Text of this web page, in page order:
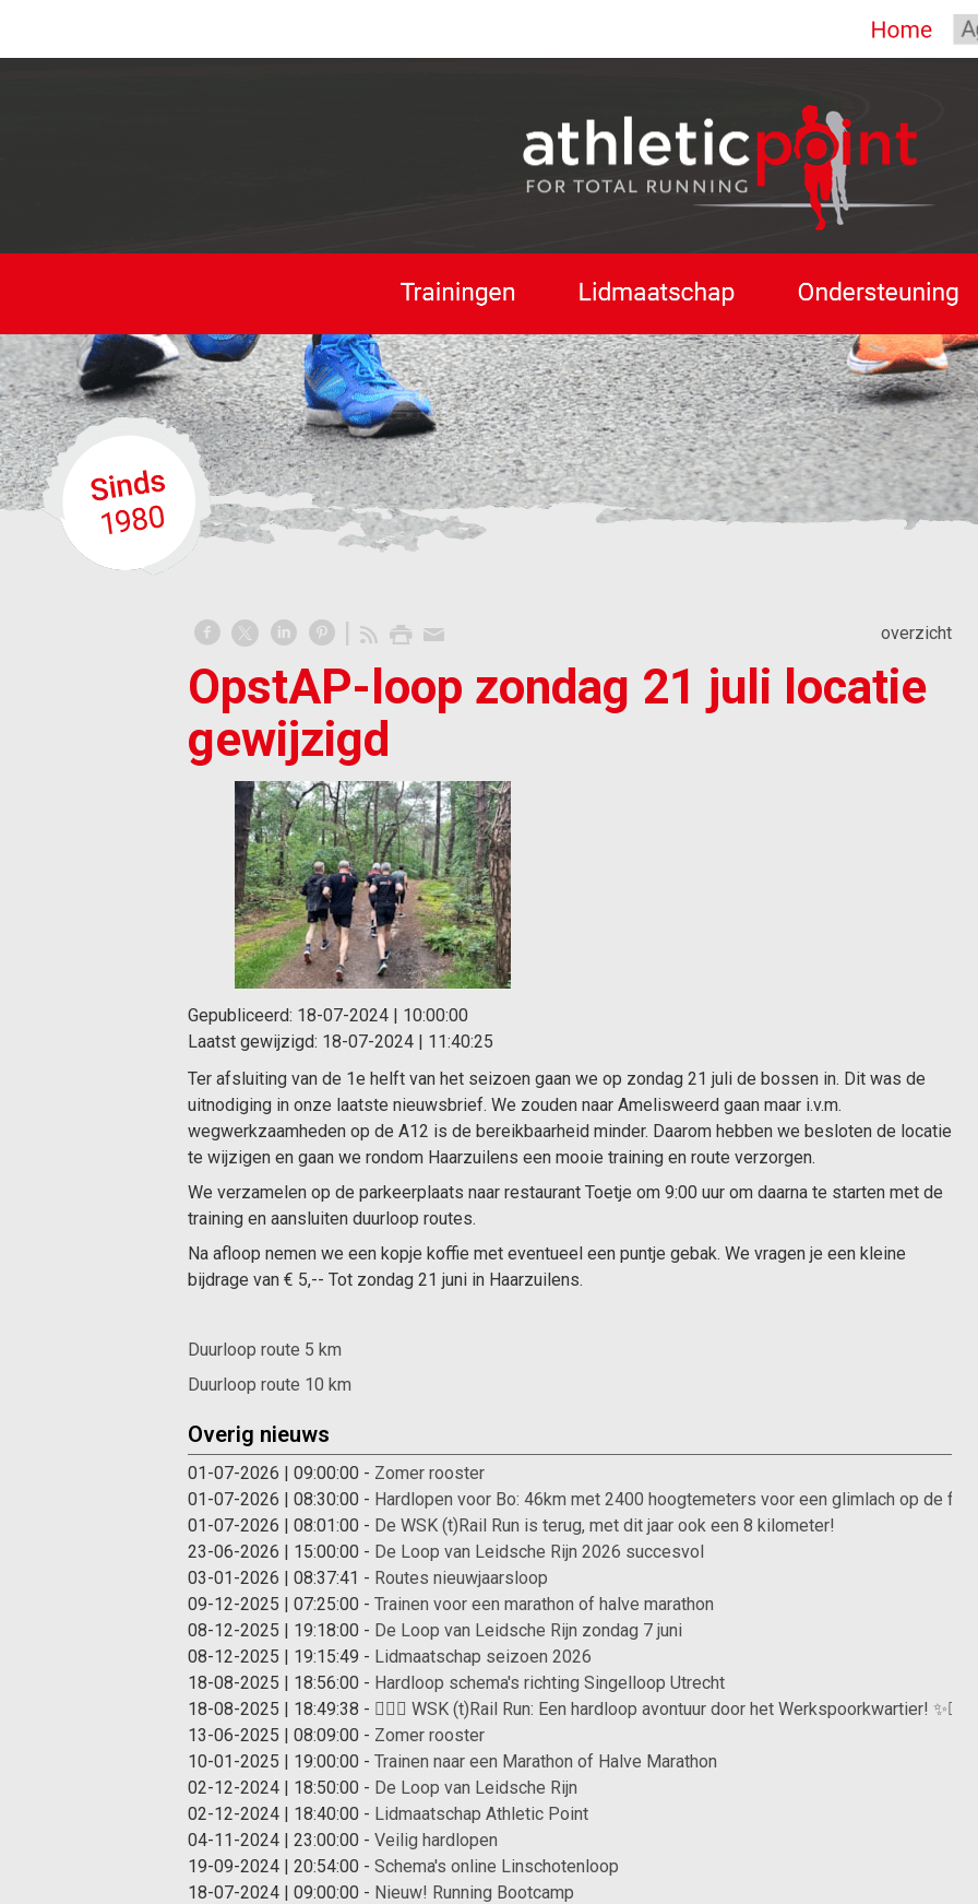
overzicht
OpstAP-loop zondag 21 juli locatie
gewijzigd
Gepubliceerd: 18-07-2024 | 10:00:00
Laatst gewijzigd: 18-07-2024 | 11:40:25
Ter afsluiting van de 1e helft van het seizoen gaan we op zondag 21 juli de bossen in. Dit was de
uitnodiging in onze laatste nieuwsbrief. We zouden naar Amelisweerd gaan maar i.v.m.
wegwerkzaamheden op de A12 is de bereikbaarheid minder. Daarom hebben we besloten de locatie
te wijzigen en gaan we rondom Haarzuilens een mooie training en route verzorgen.
We verzamelen op de parkeerplaats naar restaurant Toetje om 9:00 uur om daarna te starten met de
training en aansluiten duurloop routes.
Na afloop nemen we een kopje koffie met eventueel een puntje gebak. We vragen je een kleine
bijdrage van € 5,-- Tot zondag 21 juni in Haarzuilens.
Duurloop route 5 km
Duurloop route 10 km
Overig nieuws
01-07-2026 | 09:00:00 - Zomer rooster
01-07-2026 | 08:30:00 - Hardlopen voor Bo: 46km met 2400 hoogtemeters voor een glimlach op de fiets
01-07-2026 | 08:01:00 - De WSK (t)Rail Run is terug, met dit jaar ook een 8 kilometer!
23-06-2026 | 15:00:00 - De Loop van Leidsche Rijn 2026 succesvol
03-01-2026 | 08:37:41 - Routes nieuwjaarsloop
09-12-2025 | 07:25:00 - Trainen voor een marathon of halve marathon
08-12-2025 | 19:18:00 - De Loop van Leidsche Rijn zondag 7 juni
08-12-2025 | 19:15:49 - Lidmaatschap seizoen 2026
18-08-2025 | 18:56:00 - Hardloop schema's richting Singelloop Utrecht
18-08-2025 | 18:49:38 - 🏃‍♀️✨ WSK (t)Rail Run: Een hardloop avontuur door het Werkspoorkwartier! ✨🏃‍♂️
13-06-2025 | 08:09:00 - Zomer rooster
10-01-2025 | 19:00:00 - Trainen naar een Marathon of Halve Marathon
02-12-2024 | 18:50:00 - De Loop van Leidsche Rijn
02-12-2024 | 18:40:00 - Lidmaatschap Athletic Point
04-11-2024 | 23:00:00 - Veilig hardlopen
19-09-2024 | 20:54:00 - Schema's online Linschotenloop
18-07-2024 | 09:00:00 - Nieuw! Running Bootcamp